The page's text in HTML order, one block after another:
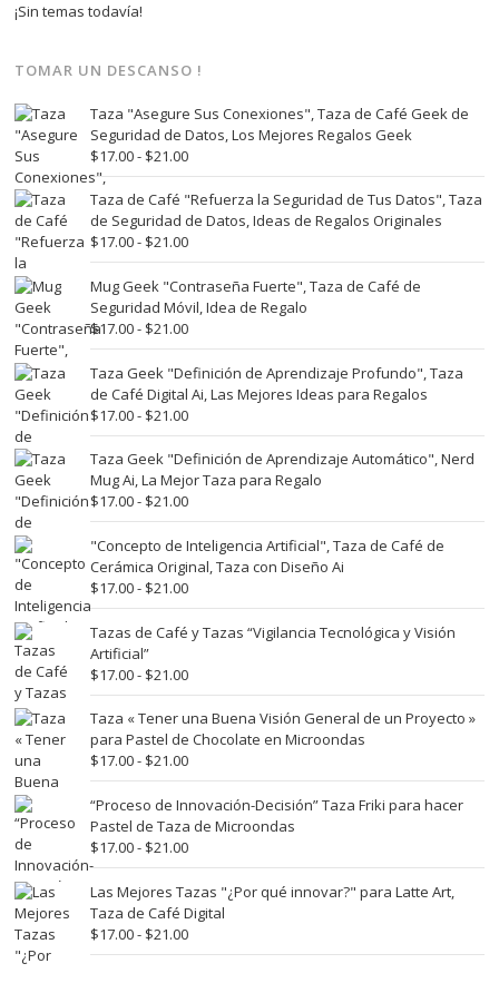
¡Sin temas todavía!
TOMAR UN DESCANSO !
Taza "Asegure Sus Conexiones", Taza de Café Geek de
Seguridad de Datos, Los Mejores Regalos Geek
$17.00- $21.00Rango
de
precios:
desde
$17.00
hasta
$21.00
Taza de Café "Refuerza la Seguridad de Tus Datos", Taza
de Seguridad de Datos, Ideas de Regalos Originales
$17.00- $21.00Rango
de
precios:
desde
$17.00
hasta
$21.00
Mug Geek "Contraseña Fuerte", Taza de Café de
Seguridad Móvil, Idea de Regalo
$17.00- $21.00Rango
de
precios:
desde
$17.00
hasta
$21.00
Taza Geek "Definición de Aprendizaje Profundo", Taza
de Café Digital Ai, Las Mejores Ideas para Regalos
$17.00- $21.00Rango
de
precios:
desde
$17.00
hasta
$21.00
Taza Geek "Definición de Aprendizaje Automático", Nerd
Mug Ai, La Mejor Taza para Regalo
$17.00- $21.00Rango
de
precios:
desde
$17.00
hasta
$21.00
"Concepto de Inteligencia Artificial", Taza de Café de
Cerámica Original, Taza con Diseño Ai
$17.00- $21.00Rango
de
precios:
$17.00
hasta
$21.00
Tazas de Café y Tazas “Vigilancia Tecnológica y Visión
Artificial”
$17.00- $21.00Rango
de
precios:
desde
$17.00
hasta
$21.00
Taza « Tener una Buena Visión General de un Proyecto »
para Pastel de Chocolate en Microondas
$17.00- $21.00Rango
de
precios:
desde
$17.00
hasta
$21.00
“Proceso de Innovación-Decisión” Taza Friki para hacer
Pastel de Taza de Microondas
$17.00- $21.00Rango
de
precios:
desde
$17.00
hasta
Las Mejores Tazas "¿Por qué innovar?" para Latte Art,
Taza de Café Digital
$17.00- $21.00Rango
de